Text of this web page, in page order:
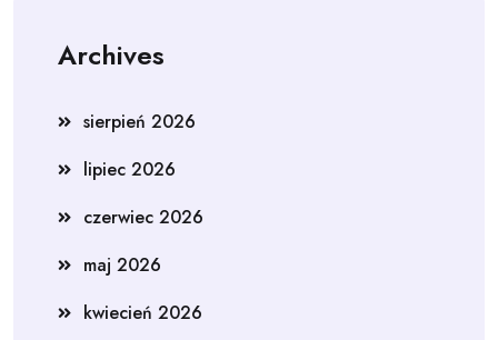
Archives
sierpień 2026
lipiec 2026
czerwiec 2026
maj 2026
kwiecień 2026